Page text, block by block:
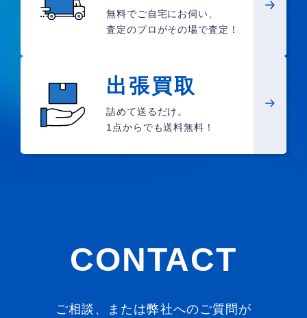
無料でご自宅にお伺い、
査定のプロがその場で査定！
出張買取
詰めて送るだけ。
1点からでも送料無料！
CONTACT
ご相談、または弊社へのご質問が